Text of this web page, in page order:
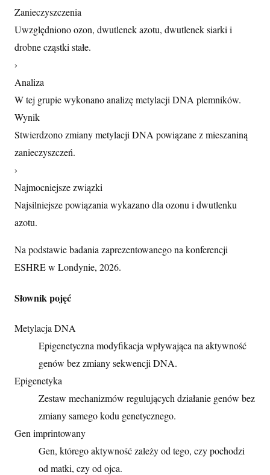
Zanieczyszczenia
Uwzględniono ozon, dwutlenek azotu, dwutlenek siarki i
drobne cząstki stałe.
›
Analiza
W tej grupie wykonano analizę metylacji DNA plemników.
Wynik
Stwierdzono zmiany metylacji DNA powiązane z mieszaniną
zanieczyszczeń.
›
Najmocniejsze związki
Najsilniejsze powiązania wykazano dla ozonu i dwutlenku
azotu.
Na podstawie badania zaprezentowanego na konferencji
ESHRE w Londynie, 2026.
Słownik pojęć
Metylacja DNA
Epigenetyczna modyfikacja wpływająca na aktywność
genów bez zmiany sekwencji DNA.
Epigenetyka
Zestaw mechanizmów regulujących działanie genów bez
zmiany samego kodu genetycznego.
Gen imprintowany
Gen, którego aktywność zależy od tego, czy pochodzi
od matki, czy od ojca.